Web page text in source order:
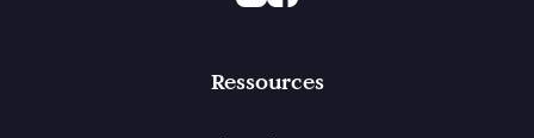
Ressources